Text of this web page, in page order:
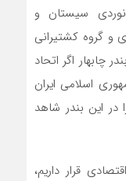
سیستان و
و گروه کشتیرانی
چابهار اگر اتحاد
اسلامی ایران
این بندر شاهد
قرار داریم،